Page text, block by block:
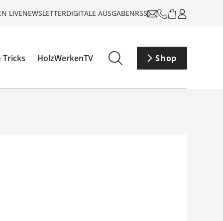
LIVENEWSLETTERDIGITALE AUSGABENRSS
Tricks HolzWerkenTV Shop